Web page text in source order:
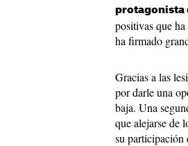
protagonista
positivas que
ha firmado
Gracias a las
por darle una
baja. Una
que alejarse de
su participación